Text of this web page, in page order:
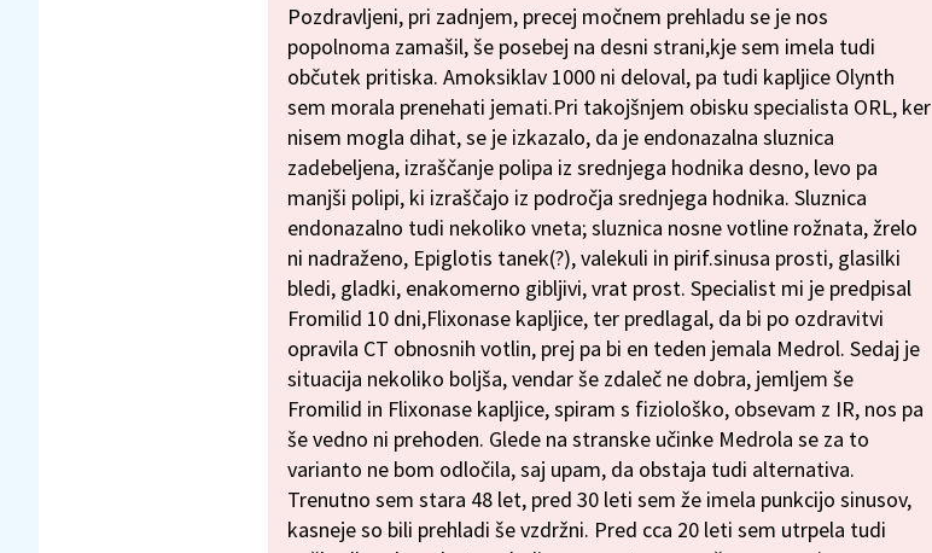
Pozdravljeni, pri zadnjem, precej močnem prehladu se je nos
popolnoma zamašil, še posebej na desni strani,kje sem imela tudi
občutek pritiska. Amoksiklav 1000 ni deloval, pa tudi kapljice Olynth
sem morala prenehati jemati.Pri takojšnjem obisku specialista ORL, ker
nisem mogla dihat, se je izkazalo, da je endonazalna sluznica
zadebeljena, izraščanje polipa iz srednjega hodnika desno, levo pa
manjši polipi, ki izraščajo iz področja srednjega hodnika. Sluznica
endonazalno tudi nekoliko vneta; sluznica nosne votline rožnata, žrelo
ni nadraženo, Epiglotis tanek(?), valekuli in pirif.sinusa prosti, glasilki
bledi, gladki, enakomerno gibljivi, vrat prost. Specialist mi je predpisal
Fromilid 10 dni,Flixonase kapljice, ter predlagal, da bi po ozdravitvi
opravila CT obnosnih votlin, prej pa bi en teden jemala Medrol. Sedaj je
situacija nekoliko boljša, vendar še zdaleč ne dobra, jemljem še
Fromilid in Flixonase kapljice, spiram s fiziološko, obsevam z IR, nos pa
še vedno ni prehoden. Glede na stranske učinke Medrola se za to
varianto ne bom odločila, saj upam, da obstaja tudi alternativa.
Trenutno sem stara 48 let, pred 30 leti sem že imela punkcijo sinusov,
kasneje so bili prehladi še vzdržni. Pred cca 20 leti sem utrpela tudi